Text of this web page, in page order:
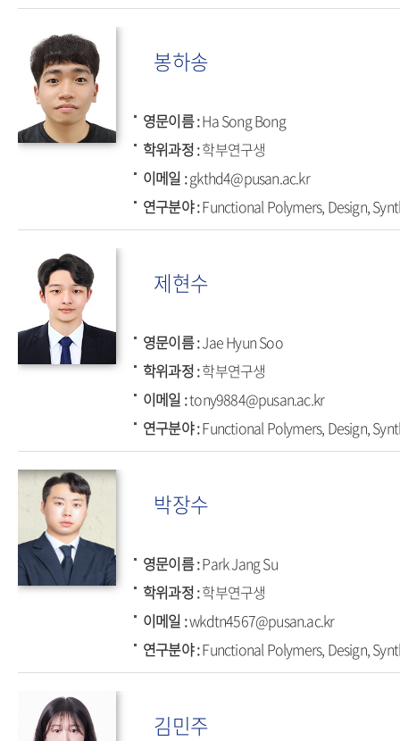
봉하송
영문이름 Ha Song Bong
학위과정 학부연구생
이메일 gkthd4@pusan.ac.kr
연구분야 Functional Polymers, Design,
제현수
영문이름 Jae Hyun Soo
학위과정 학부연구생
이메일 tony9884@pusan.ac.kr
연구분야 Functional Polymers, Design,
박장수
영문이름 Park Jang Su
학위과정 학부연구생
이메일 wkdtn4567@pusan.ac.kr
연구분야 Functional Polymers, Design,
김민주